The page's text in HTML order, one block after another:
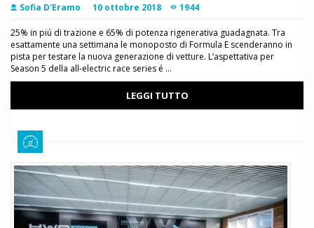
Sofia D'Eramo 10 ottobre 2018 1944
25% in piú di trazione e 65% di potenza rigenerativa guadagnata. Tra
esattamente una settimana le monoposto di Formula E scenderanno in
pista per testare la nuova generazione di vetture. L’aspettativa per
Season 5 della all-electric race series é ...
LEGGI TUTTO